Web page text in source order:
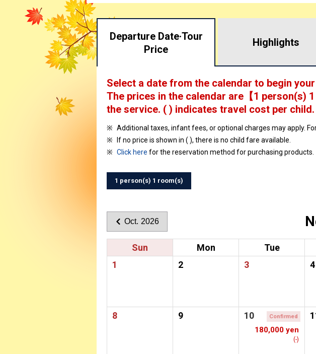
Departure Date·Tour
Price
Highlights
Select a date from the calendar to begin
The prices in the calendar are 【1 person(s)
the service. ( ) indicates travel cost per child.
Additional taxes, infant fees, or optional charges may apply.
If no price is shown in ( ), there is no child fare available.
Click here for the reservation method for purchasing products.
1 person(s) 1 room(s)
Oct. 2026
Sun Mon Tue
1
2 3 4
8 9 10 Confirmed
180,000 yen
(-)